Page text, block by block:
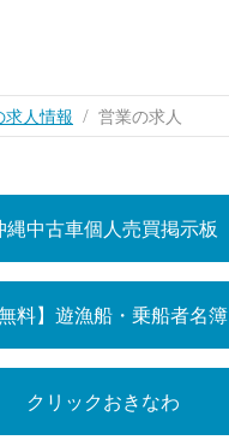
求人情報 営業の求人
縄中古車個人売買掲示板
無料】遊漁船・乗船者名簿
クリックおきなわ